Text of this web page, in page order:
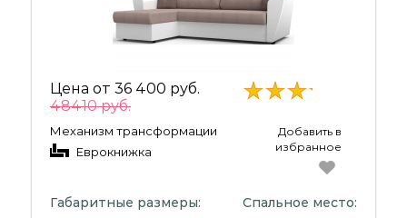
Цена от 36 400 руб.
48410 руб.
Механизм трансформации
Еврокнижка
Добавить в
избранное
Габаритные размеры: Спальное место: